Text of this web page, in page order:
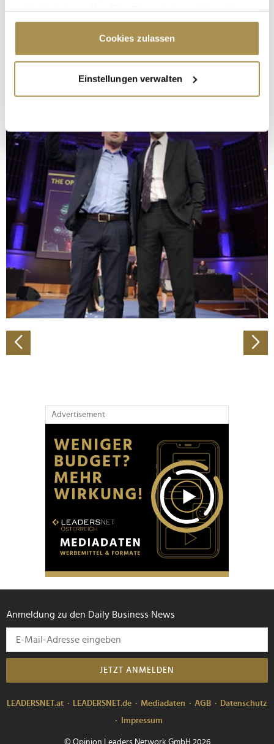
Cookie-Erklärung oder durch Klicken auf das Privacy
Trigger Symbol ändern oder widerrufen
Informationen über Ihre geografische Lage
erfassen, welche bis auf einige Meter genau sein
bestimmten Merkmalen (Fingerprinting) identifizieren
Erfahren Sie mehr darüber, wie Ihre persönlichen Daten
verarbeitet werden, und legen Sie Ihre Präferenzen im
Abschnitt Einzelheiten fest.
Wir verwenden Cookies, um Inhalte und Anzeigen zu
personalisieren, Funktionen für soziale Medien anbieten
zu können und die Zugriffe auf unsere Website zu
analysieren. Außerdem geben wir Informationen zu Ihrer
Verwendung unserer Website an unsere Partner für
soziale Medien, Werbung und Analysen weiter. Unsere
Partner führen diese Informationen möglicherweise mit
haben oder die sie im Rahmen Ihrer Nutzung der Dienste
gesammelt haben.
Cookies zulassen
Einstellungen verwalten
Advertisement
Anmeldung zu den Daily Business News
JETZT ANMELDEN
LEADERSNET.at LEADERSNET.de Mediadaten AGB
Datenschutz
Impressum